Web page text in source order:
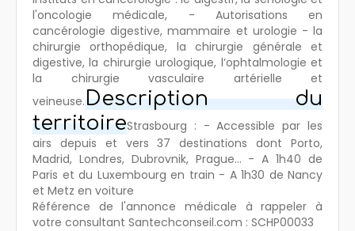
l'oncologie médicale, - Autorisations en
cancérologie digestive, mammaire et urologie - la
chirurgie orthopédique, la chirurgie générale et
digestive, la chirurgie urologique, l’ophtalmologie et
la chirurgie vasculaire artérielle et
veineuse.Description du
territoireStrasbourg : - Accessible par les
airs depuis et vers 37 destinations dont Porto,
Madrid, Londres, Dubrovnik, Prague... - A 1h40 de
Paris et du Luxembourg en train - A 1h30 de Nancy
et Metz en voiture
Référence de l'annonce médicale à rappeler à
votre consultant Santechconseil.com : SCHP00033